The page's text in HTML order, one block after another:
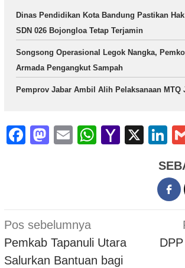
Dinas Pendidikan Kota Bandung Pastikan
SDN 026 Bojongloa Tetap Terjamin
Songsong Operasional Legok Nangka,
Armada Pengangkut Sampah
Pemprov Jabar Ambil Alih Pelaksanaan MTQ
Facebook
Mastodon
EmailWhatsApp
Yahoo
X
Navigasi
pos
Pos sebelumnya
Pemkab Tapanuli Utara
Salurkan Bantuan bagi